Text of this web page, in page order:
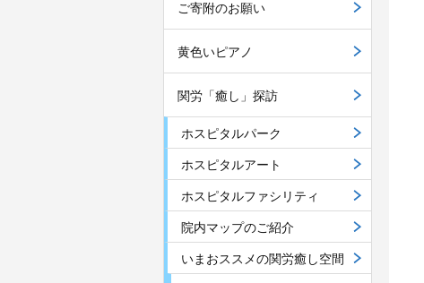
ご寄附のお願い
黄色いピアノ
関労「癒し」探訪
ホスピタルパーク
ホスピタルアート
ホスピタルファシリティ
院内マップのご紹介
いまおススメの関労癒し空間